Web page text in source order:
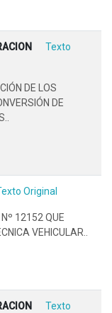
Texto
DE LOS
DE
Original
12152 QUE
VEHICULAR..
Texto